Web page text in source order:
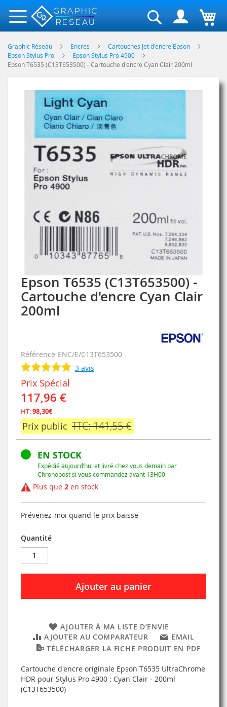
Rechercher
Graphic Réseau Encres
Cartouches Jet d'encre Epson
Epson Stylus Pro
Epson Stylus Pro 4900
Epson T6535 (C13T653500) - Cartouche d'encre Cyan Clair 200ml
Epson T6535 (C13T653500) -
Cartouche d'encre Cyan Clair
200ml
Référence ENC/E/C13T653500
3 avis
Prix Spécial
117,96 €
HT:98,30€
Prix public TTC: 141,55 €
EN STOCK
Expédié aujourd’hui et livré chez vous demain par
Chronopost si vous commandez avant 13H00
Plus que 2 en stock
Prévenez-moi quand le prix baisse
Quantité
Ajouter au panier
AJOUTER À MA LISTE D’ENVIE
AJOUTER AU COMPARATEUR
EMAIL
TÉLÉCHARGER LA FICHE PRODUIT EN PDF
Cartouche d'encre originale Epson T6535 UltraChrome
HDR pour Stylus Pro 4900 : Cyan Clair - 200ml
(C13T653500)
gallery
Skip
to
the
beginning
gallery